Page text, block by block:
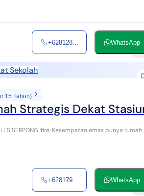
+628128... WhatsApp
Sekolah
15 Tahun)
Strategis Dekat
emas punya rumah di
+628179... WhatsApp